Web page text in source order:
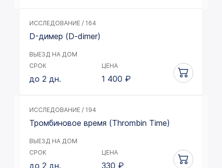
ИССЛЕДОВАНИЕ / 164
D-димер (D-dimer)
ВЫЕЗД НА ДОМ
СРОК
до 2 дн.
ЦЕНА
1 400 ₽
ИССЛЕДОВАНИЕ / 194
Тромбиновое время (Thrombin Time)
ВЫЕЗД НА ДОМ
СРОК
до 2 дн.
ЦЕНА
330 ₽